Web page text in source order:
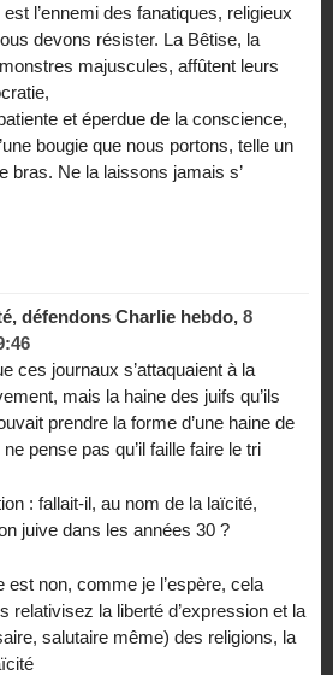
l’ennemi des fanatiques, religieux
devons résister. La Bêtise, la
monstres majuscules, affûtent leurs
et éperdue de la conscience,
bougie que nous portons, telle un
bras. Ne la laissons jamais s’
défendons Charlie hebdo, 8
ces journaux s’attaquaient à la
mais la haine des juifs qu’ils
prendre la forme d’une haine de
pense pas qu’il faille faire le tri
: fallait-il, au nom de la laïcité,
juive dans les années 30 ?
est non, comme je l’espère, cela
relativisez la liberté d’expression et la
salutaire même) des religions, la